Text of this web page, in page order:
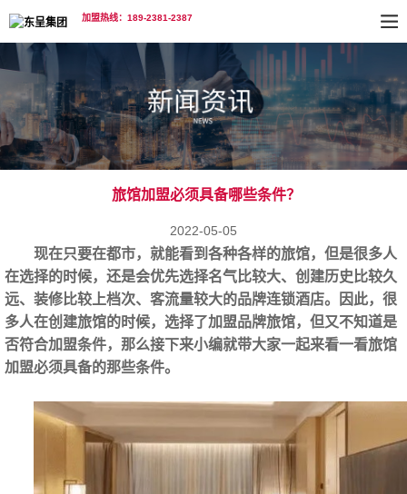
加盟热线：189-2381-2387
旅馆加盟必须具备哪些条件？
2022-05-05
现在只要在都市，就能看到各种各样的旅馆，但是很多人
在选择的时候，还是会优先选择名气比较大、创建历史比较久
远、装修比较上档次、客流量较大的品牌连锁酒店。因此，很
多人在创建旅馆的时候，选择了加盟品牌旅馆，但又不知道是
否符合加盟条件，那么接下来小编就带大家一起来看一看旅馆
加盟必须具备的那些条件。